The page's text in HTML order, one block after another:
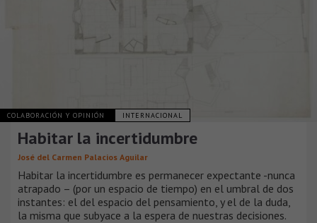
COLABORACIÓN Y OPINIÓN INTERNACIONAL
Habitar la incertidumbre
José del Carmen Palacios Aguilar
Habitar la incertidumbre es permanecer expectante -nunca
atrapado – (por un espacio de tiempo) en el umbral de dos
instantes: el del espacio del pensamiento, y el de la duda,
la misma que subyace a la espera de nuestras decisiones.